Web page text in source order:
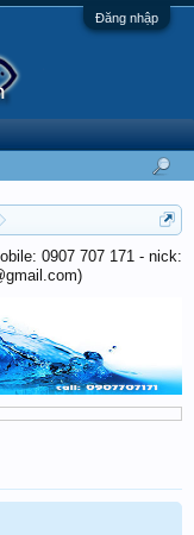
Đăng nhập
0907 707 171 - nick: